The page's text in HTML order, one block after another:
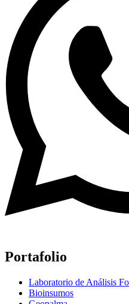
Portafolio
Laboratorio de Análisis
Bioinsumos